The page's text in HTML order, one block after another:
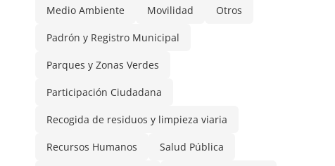
Medio Ambiente Movilidad Otros
Padrón y Registro Municipal
Parques y Zonas Verdes
Participación Ciudadana
Recogida de residuos y limpieza viaria
Recursos Humanos Salud Pública